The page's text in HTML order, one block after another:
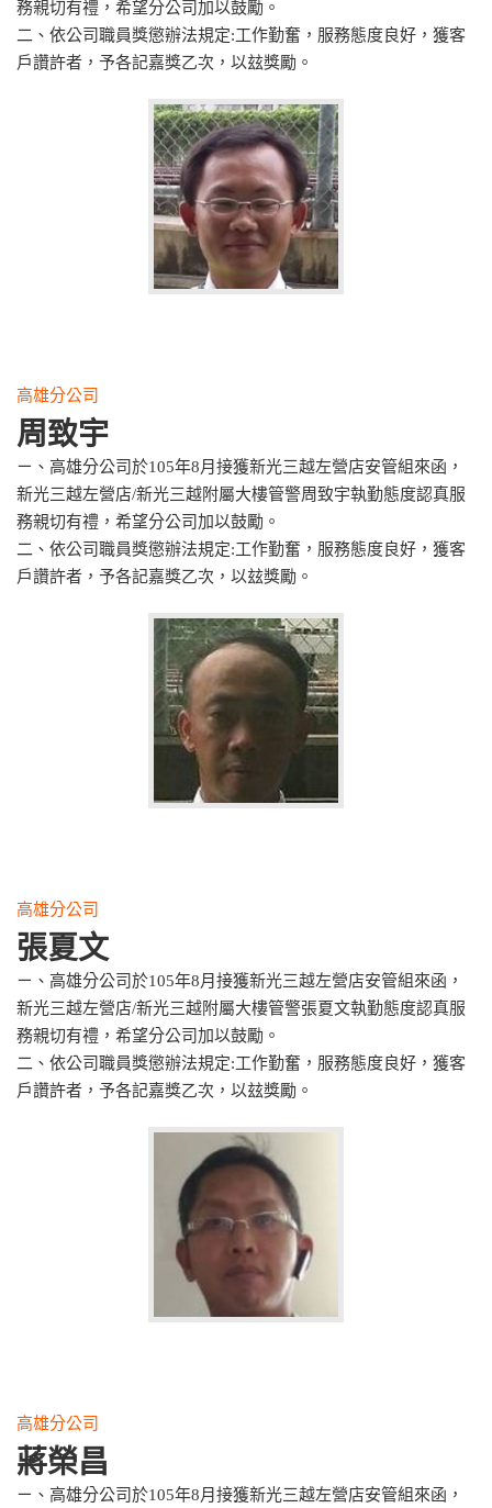
務親切有禮，希望分公司加以鼓勵。
二、依公司職員獎懲辦法規定:工作勤奮，服務態度良好，獲客
戶讚許者，予各記嘉獎乙次，以玆獎勵。
高雄分公司
周致宇
ㄧ、高雄分公司於105年8月接獲新光三越左營店安管組來函，
新光三越左營店/新光三越附屬大樓管警周致宇執勤態度認真服
務親切有禮，希望分公司加以鼓勵。
二、依公司職員獎懲辦法規定:工作勤奮，服務態度良好，獲客
戶讚許者，予各記嘉獎乙次，以玆獎勵。
高雄分公司
張夏文
ㄧ、高雄分公司於105年8月接獲新光三越左營店安管組來函，
新光三越左營店/新光三越附屬大樓管警張夏文執勤態度認真服
務親切有禮，希望分公司加以鼓勵。
二、依公司職員獎懲辦法規定:工作勤奮，服務態度良好，獲客
戶讚許者，予各記嘉獎乙次，以玆獎勵。
高雄分公司
蔣榮昌
ㄧ、高雄分公司於105年8月接獲新光三越左營店安管組來函，